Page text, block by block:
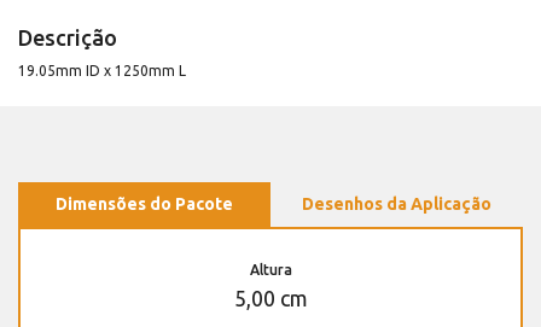
Descrição
19.05mm ID x 1250mm L
Dimensões do Pacote Desenhos da Aplicação
Altura
5,00 cm